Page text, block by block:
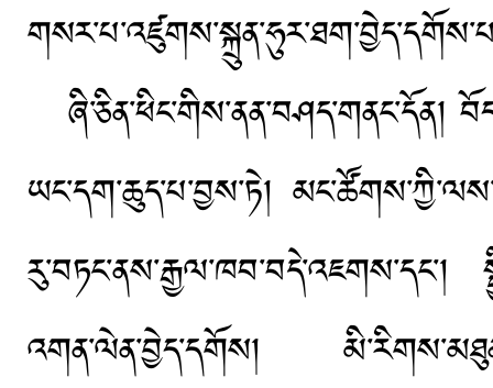
ཞི་ཅིན་ཕིང་གིས་ནན་བཤད་གནང་དོན།
ཡང་དག་ཆུད་པ་བྱས་ཏེ།
འགན་ལེན་བྱེད་དགོས།